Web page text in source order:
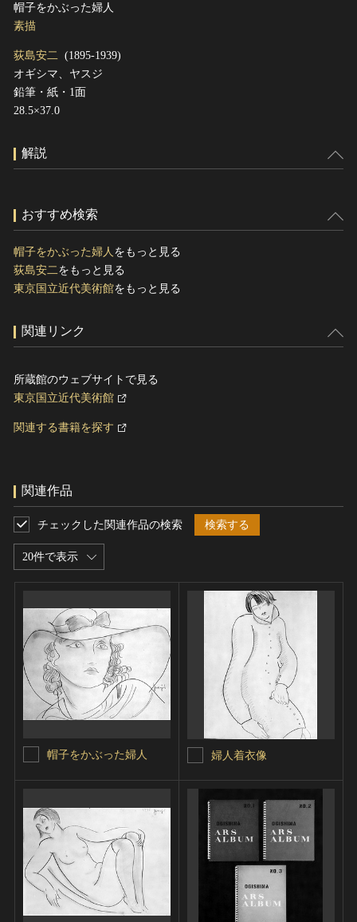
文化遺産データベース
国指定文化財等データベース
帽子をかぶった婦人
素描
荻島安二 (1895-1939)
オギシマ、ヤスジ
鉛筆・紙・1面
28.5×37.0
解説
おすすめ検索
帽子をかぶった婦人 をもっと見る
荻島安二をもっと見る
東京国立近代美術館をもっと見る
関連リンク
所蔵館のウェブサイトで見る
東京国立近代美術館
関連する書籍を探す
関連作品
20件で表示
チェックした関連作品の検索 検索する
帽子をかぶった婦人 婦人着衣像